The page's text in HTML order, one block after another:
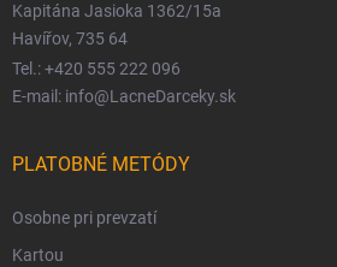
Kapitána Jasioka 1362/15a
Havířov, 735 64
Tel.: +420 555 222 096
E-mail: info@LacneDarceky.sk
PLATOBNÉ METÓDY
Osobne pri prevzatí
Kartou